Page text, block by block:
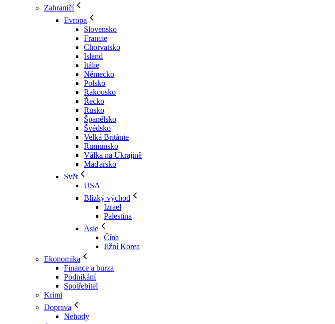
Zahraničí
Evropa
Slovensko
Francie
Chorvatsko
Island
Itálie
Německo
Polsko
Rakousko
Řecko
Rusko
Španělsko
Švédsko
Velká Británie
Rumunsko
Válka na Ukrajině
Maďarsko
Svět
USA
Blízký východ
Izrael
Palestina
Asie
Čína
Jižní Korea
Ekonomika
Finance a burza
Podnikání
Spotřebitel
Krimi
Doprava
Nehody